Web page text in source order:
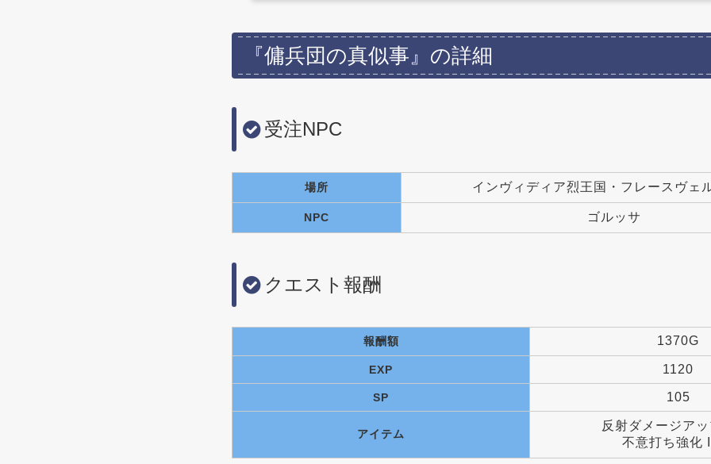
『傭兵団の真似事』の詳細
受注NPC
場所 インヴィディア烈王国・フレースヴェ
NPC ゴルッサ
クエスト報酬
報酬額 1370G
EXP 1120
SP 105
アイテム
反射ダメージア
不意打ち強化